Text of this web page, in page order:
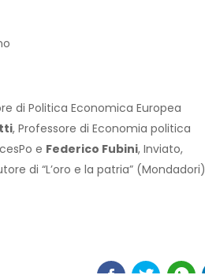
di Politica Economica Europea
, Professore di Economia politica
e Federico Fubini, Inviato,
di “L’oro e la patria” (Mondadori)